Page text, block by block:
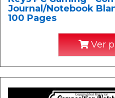
Journal/Notebook
100 Pages
Ver